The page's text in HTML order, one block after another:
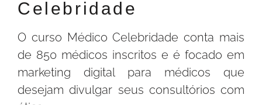
Celebridade
O curso Médico Celebridade conta mais
de 850 médicos inscritos e é focado em
marketing digital para médicos que
desejam divulgar seus consultórios com